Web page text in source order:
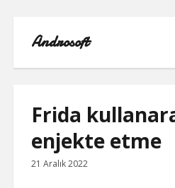
Androsoft
Frida
enjekte etme
21 Aralık 2022